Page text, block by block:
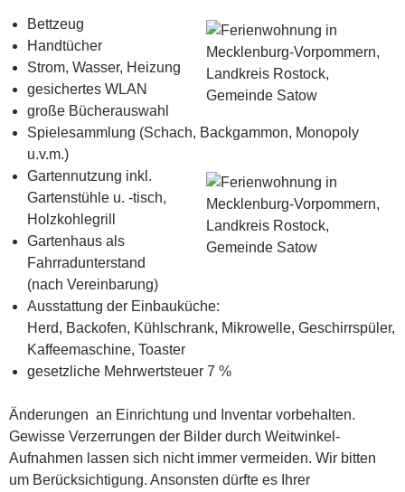
Bettzeug
Handtücher
Strom, Wasser, Heizung
gesichertes WLAN
große Bücherauswahl
Spielesammlung (Schach, Backgammon, Monopoly
u.v.m.)
Gartennutzung inkl.
Gartenstühle u. -tisch,
Holzkohlegrill
Gartenhaus als
Fahrradunterstand
(nach Vereinbarung)
Ausstattung der Einbauküche:
Herd, Backofen, Kühlschrank, Mikrowelle, Geschirrspüler,
Kaffeemaschine, Toaster
gesetzliche Mehrwertsteuer 7 %
Änderungen an Einrichtung und Inventar vorbehalten.
Gewisse Verzerrungen der Bilder durch Weitwinkel-
Aufnahmen lassen sich nicht immer vermeiden. Wir bitten
um Berücksichtigung. Ansonsten dürfte es Ihrer